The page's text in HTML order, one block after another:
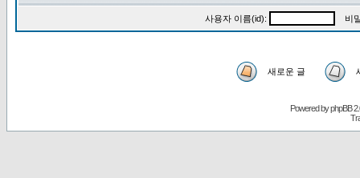
사용자 이름(id): 비
새로운 글
Powered byphpBB